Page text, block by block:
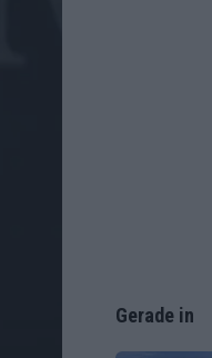
Gerade in